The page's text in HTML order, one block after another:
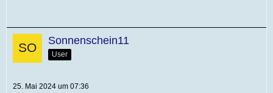
Sonnenschein11
User
25. Mai 2024 um 07:36